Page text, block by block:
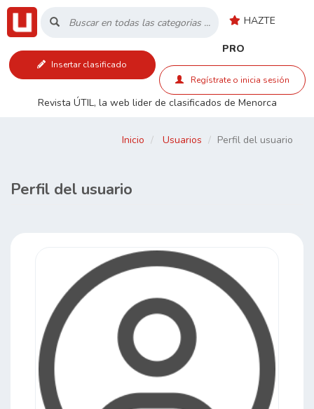
HAZTE
PRO
Insertar clasificado
Regístrate o inicia sesión
Revista ÚTIL, la web lider de clasificados de Menorca
Inicio
RSS
Inicio Usuarios Perfil del usuario
Perfil del usuario